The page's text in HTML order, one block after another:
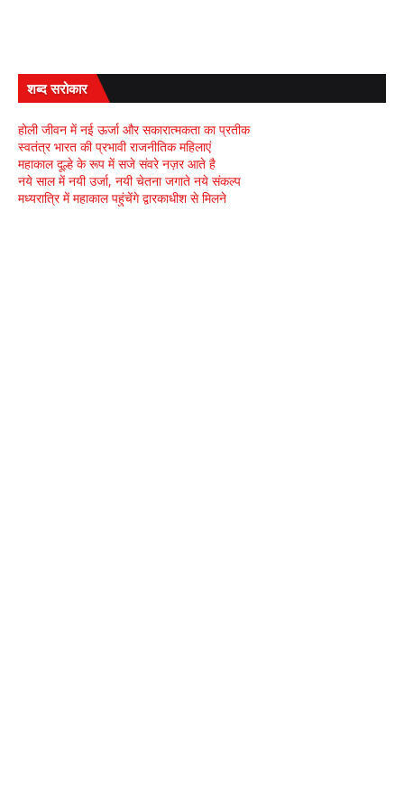
शब्द सरोकार
होली जीवन में नई ऊर्जा और सकारात्मकता का प्रतीक
स्वतंत्र भारत की प्रभावी राजनीतिक महिलाएं
महाकाल दूल्हे के रूप में सजे संवरे नज़र आते है
नये साल में नयी उर्जा, नयी चेतना जगाते नये संकल्प
मध्यरात्रि में महाकाल पहुंचेंगे द्वारकाधीश से मिलने